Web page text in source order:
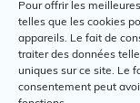
Pour offrir les
telles que les cookies
appareils. Le fait de
traiter des données
uniques sur ce site. Le
consentement peut